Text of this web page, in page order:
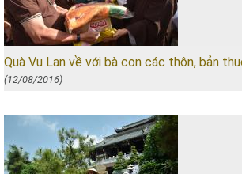
Quà Vu Lan về với bà con các thôn, bản
(12/08/2016)